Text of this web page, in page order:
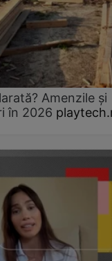
Amenzile și
în 2026